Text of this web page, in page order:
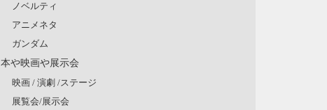
ノベルティ
アニメネタ
ガンダム
本や映画や展示会
映画 / 演劇 /ステージ
展覧会/展示会